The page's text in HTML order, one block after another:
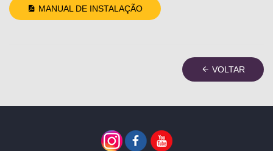
MANUAL DE INSTALAÇÃO
VOLTAR